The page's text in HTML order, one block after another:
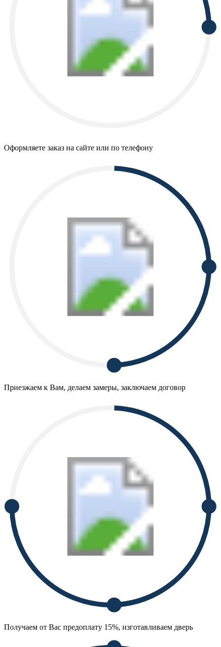
Оформляете заказ на сайте или по телефону
Приезжаем к Вам, делаем замеры, заключаем договор
Получаем от Вас предоплату 15%, изготавливаем дверь